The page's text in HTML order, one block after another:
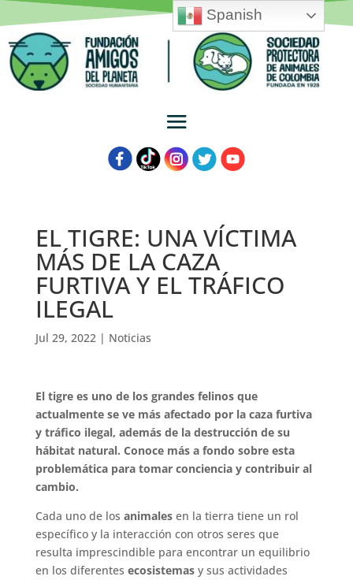
EL TIGRE: UNA VÍCTIMA
MÁS DE LA CAZA
FURTIVA Y EL TRÁFICO
ILEGAL
Jul 29, 2022| Noticias
El tigre es uno de los grandes felinos que
actualmente se ve más afectado por la caza furtiva
y tráfico ilegal, además de la destrucción de su
hábitat natural. Conoce más a fondo sobre esta
problemática para tomar conciencia y contribuir al
cambio.
Cada uno de los animalesen la tierra tiene un rol
específico y la interacción con otros seres que
resulta imprescindible para encontrar un equilibrio
en los diferentes ecosistemasy sus actividades
Spanish